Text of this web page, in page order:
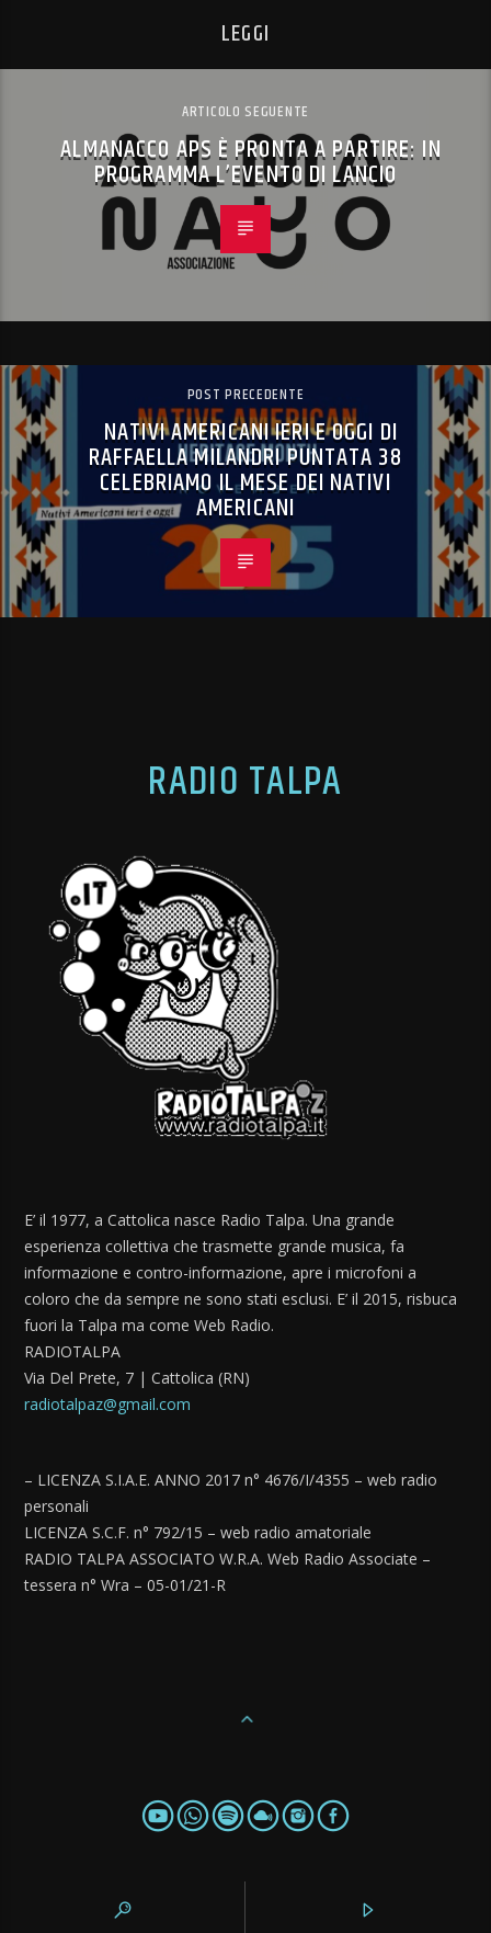
LEGGI
ARTICOLO SEGUENTE
ALMANACCO APS È PRONTA A PARTIRE: IN
PROGRAMMA L’EVENTO DI LANCIO
POST PRECEDENTE
NATIVI AMERICANI IERI E OGGI DI
RAFFAELLA MILANDRI PUNTATA 38
CELEBRIAMO IL MESE DEI NATIVI
AMERICANI
RADIO TALPA
E’ il 1977, a Cattolica nasce Radio Talpa. Una grande
esperienza collettiva che trasmette grande musica, fa
informazione e contro-informazione, apre i microfoni a
coloro che da sempre ne sono stati esclusi. E’ il 2015, risbuca
fuori la Talpa ma come Web Radio.
RADIOTALPA
Via Del Prete, 7 | Cattolica (RN)
radiotalpaz@gmail.com
– LICENZA S.I.A.E. ANNO 2017 n° 4676/I/4355 – web radio
personali
LICENZA S.C.F. n° 792/15 – web radio amatoriale
RADIO TALPA ASSOCIATO W.R.A. Web Radio Associate –
tessera n° Wra – 05-01/21-R